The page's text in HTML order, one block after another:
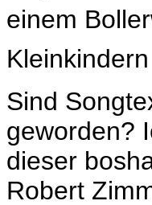
einem
Sind
geworden?
dieser
Robert